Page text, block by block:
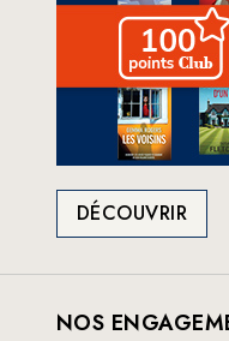
DÉCOUVRIR
NOS